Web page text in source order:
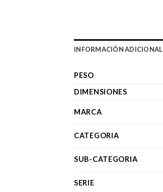
INFORMACIÓN ADICIONAL
PESO
DIMENSIONES
MARCA
CATEGORIA
SUB-CATEGORIA
SERIE